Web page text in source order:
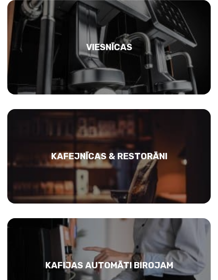
VIESNĪCAS
KAFEJNĪCAS & RESTORĀNI
KAFIJAS AUTOMĀTI BIROJAM